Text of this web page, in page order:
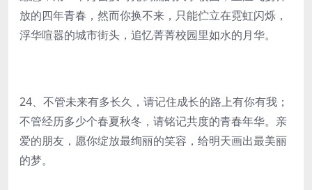
放的四年青春，然而你换不来，只能伫立在霓虹闪烁，
浮华喧嚣的城市街头，追忆菁菁校园里如水的月华。
24、不管未来有多长久，请记住成长的路上有你有我；
不管经历多少个春夏秋冬，请铭记共度的青春年华。亲
爱的朋友，愿你绽放最绚丽的笑容，给明天画出最美丽
的梦。